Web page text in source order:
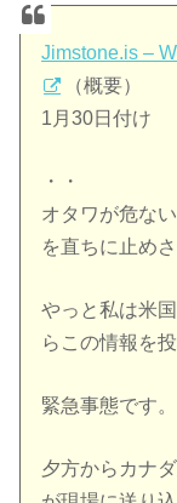
Jimstone.is –
（概要）
1月30日付け
・・
オタワが危な
を直ちに止め
やっと私は米
らこの情報を
緊急事態です
夕方からカナ